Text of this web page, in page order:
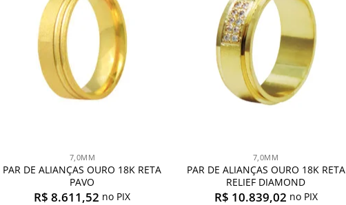
7,0MM
PAR DE ALIANÇAS OURO 18K RETA
PAVO
R$ 8.611,52 no PIX
desejos
7,0MM
PAR DE ALIANÇAS OURO 18K RETA
RELIEF DIAMOND
R$ 10.839,02 no PIX